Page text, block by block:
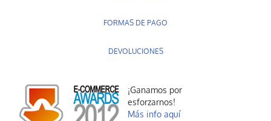
FORMAS DE PAGO
DEVOLUCIONES
¡Ganamos por
esforzarnos!
Más info aquí